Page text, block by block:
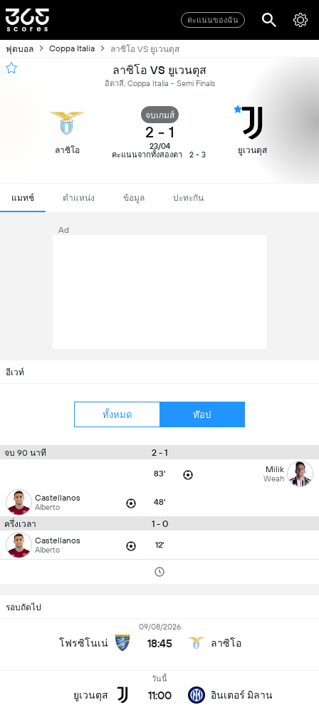
คะแนนของฉัน
ฟุตบอล Coppa Italia ลาซิโอ VS ยูเวนตุส
ลาซิโอ VS ยูเวนตุส
อิตาลี, Coppa Italia - Semi Finals
ลาซิโอ
จบเกมส์
2 - 1
23/04
คะแนนจากทั้งสองตา
2 - 3 ยูเวนตุส
แมทช์ ตำแหน่ง ข้อมูล ปะทะกัน
Ad
อีเวท์
ทั้งหมด ท๊อป
จบ 90 นาที 2 - 1
83' Milik
Weah
Castellanos
Alberto 48'
ครึ่งเวลา 1 - 0
Castellanos
Alberto 12'
รอบถัดไป
โฟรซิโนเน่
09/08/2026
18:45 ลาซิโอ
ยูเวนตุส
วันนี้
11:00 อินเตอร์ มิลาน